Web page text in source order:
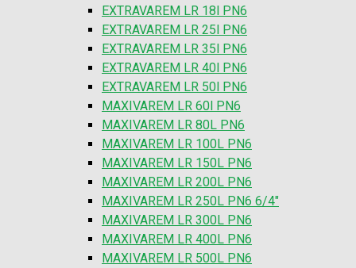
EXTRAVAREM LR 18l PN6
EXTRAVAREM LR 25l PN6
EXTRAVAREM LR 35l PN6
EXTRAVAREM LR 40l PN6
EXTRAVAREM LR 50l PN6
MAXIVAREM LR 60l PN6
MAXIVAREM LR 80L PN6
MAXIVAREM LR 100L PN6
MAXIVAREM LR 150L PN6
MAXIVAREM LR 200L PN6
MAXIVAREM LR 250L PN6 6/4″
MAXIVAREM LR 300L PN6
MAXIVAREM LR 400L PN6
MAXIVAREM LR 500L PN6